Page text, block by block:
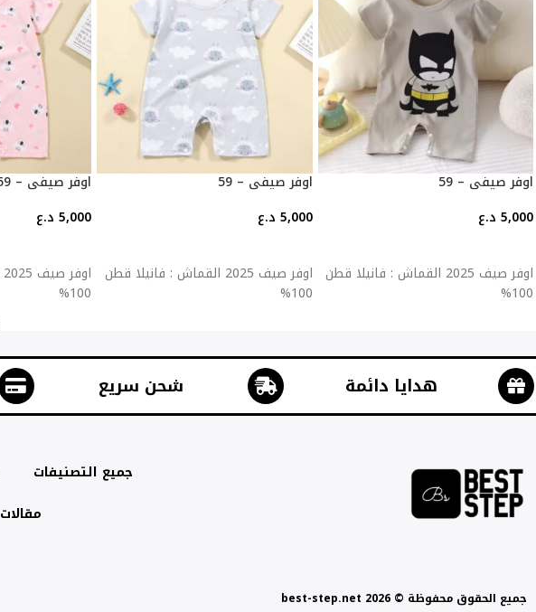
اوفر صيفي – 59
5,000 د.ع
اوفر صيف 2025 القماش : فانيلا قطن
100%
اوفر صيفي – 59
5,000 د.ع
اوفر صيف 2025 القماش : فانيلا قطن
100%
اوفر صيفي – 59
5,000 د.ع
100%
هدايا دائمة شحن سريع
جميع التصنيفات
مقالات
جميع الحقوق محفوظة © best-step.net 2026